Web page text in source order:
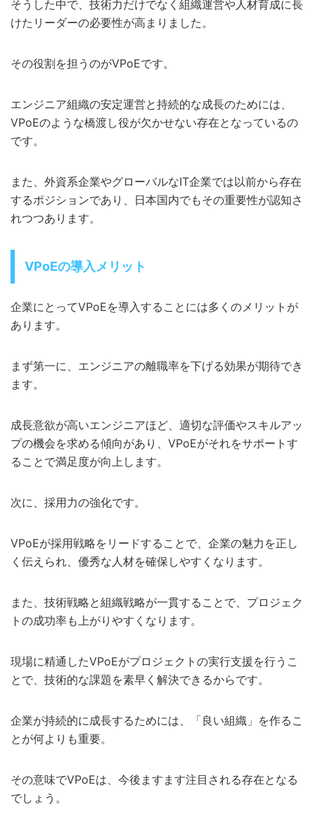
そうした中で、技術力だけでなく組織運営や人材育成に長
けたリーダーの必要性が高まりました。
その役割を担うのがVPoEです。
エンジニア組織の安定運営と持続的な成長のためには、
VPoEのような橋渡し役が欠かせない存在となっているの
です。
また、外資系企業やグローバルなIT企業では以前から存在
するポジションであり、日本国内でもその重要性が認知さ
れつつあります。
VPoEの導入メリット
企業にとってVPoEを導入することには多くのメリットが
あります。
まず第一に、エンジニアの離職率を下げる効果が期待でき
ます。
成長意欲が高いエンジニアほど、適切な評価やスキルアッ
プの機会を求める傾向があり、VPoEがそれをサポートす
ることで満足度が向上します。
次に、採用力の強化です。
VPoEが採用戦略をリードすることで、企業の魅力を正し
く伝えられ、優秀な人材を確保しやすくなります。
また、技術戦略と組織戦略が一貫することで、プロジェク
トの成功率も上がりやすくなります。
現場に精通したVPoEがプロジェクトの実行支援を行うこ
とで、技術的な課題を素早く解決できるからです。
企業が持続的に成長するためには、「良い組織」を作るこ
とが何よりも重要。
その意味でVPoEは、今後ますます注目される存在となる
でしょう。